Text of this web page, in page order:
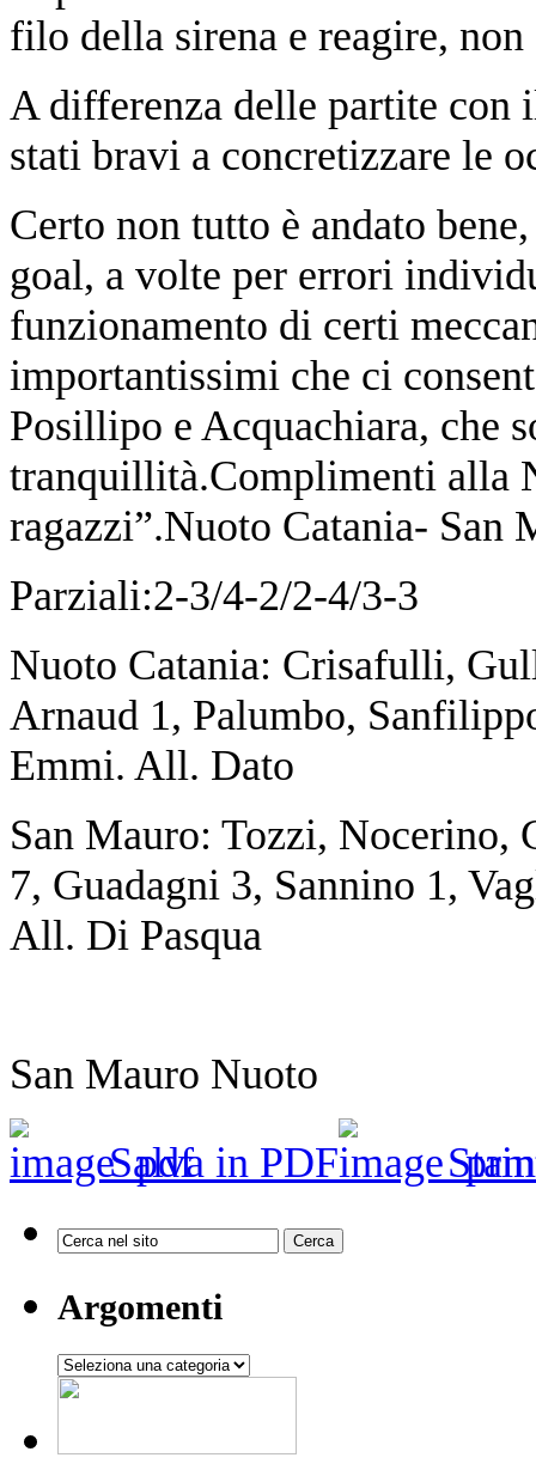
filo della sirena e reagire,
A differenza delle partite con
stati bravi a concretizzare le
Certo non tutto è andato
goal, a volte per errori
funzionamento di certi
importantissimi che ci
Posillipo e Acquachiara, che
tranquillità.Complimenti alla
ragazzi”.Nuoto Catania- San
Parziali:2-3/4-2/2-4/3-3
Nuoto Catania: Crisafulli,
Arnaud 1, Palumbo,
Emmi. All. Dato
San Mauro: Tozzi, Nocerino,
7, Guadagni 3, Sannino 1,
All. Di Pasqua
San Mauro Nuoto
Salva in PDF
Argomenti
Argomenti